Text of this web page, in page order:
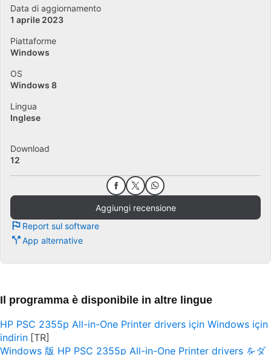
Data di aggiornamento
1 aprile 2023
Piattaforme
Windows
OS
Windows 8
Lingua
Inglese
Download
12
Aggiungi recensione
Report sul software
App alternative
Il programma è disponibile in altre lingue
HP PSC 2355p All-in-One Printer drivers için Windows için
indirin
Windows 版 HP PSC 2355p All-in-One Printer drivers をダ